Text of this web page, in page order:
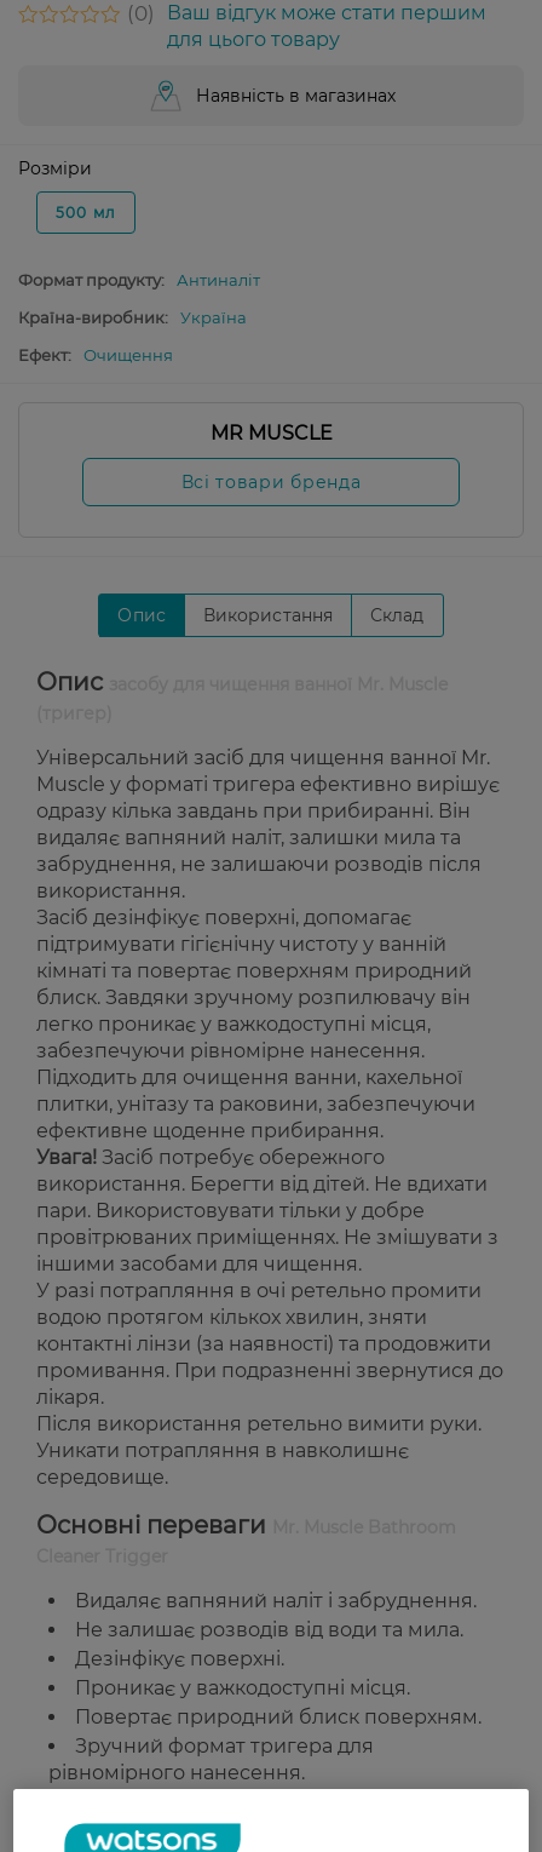
0
Ваш відгук може стати першим
для цього товару
Наявність в магазинах
Розміри
500 мл
Формат продукту:
Антиналіт
Країна-виробник:
Україна
Ефект:
Очищення
MR MUSCLE
Всі товари бренда
Опис Використання Склад
Опис
Універсальний засіб для чищення ванної Mr.
Muscle у форматі тригера ефективно вирішує
одразу кілька завдань при прибиранні. Він
видаляє вапняний наліт, залишки мила та
забруднення, не залишаючи розводів після
використання.
Засіб дезінфікує поверхні, допомагає
підтримувати гігієнічну чистоту у ванній
кімнаті та повертає поверхням природний
блиск. Завдяки зручному розпилювачу він
легко проникає у важкодоступні місця,
забезпечуючи рівномірне нанесення.
Підходить для очищення ванни, кахельної
плитки, унітазу та раковини, забезпечуючи
ефективне щоденне прибирання.
Увага! Засіб потребує обережного
використання. Берегти від дітей. Не вдихати
пари. Використовувати тільки у добре
провітрюваних приміщеннях. Не змішувати з
іншими засобами для чищення.
У разі потрапляння в очі ретельно промити
водою протягом кількох хвилин, зняти
контактні лінзи (за наявності) та продовжити
промивання. При подразненні звернутися до
лікаря.
Після використання ретельно вимити руки.
Уникати потрапляння в навколишнє
середовище.
Основні переваги
Видаляє вапняний наліт і забруднення.
Не залишає розводів від води та мила.
Дезінфікує поверхні.
Проникає у важкодоступні місця.
Повертає природний блиск поверхням.
Зручний формат тригера для
рівномірного нанесення.
Підходить для: